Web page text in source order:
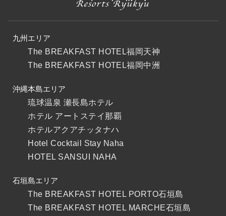
九州エリア
The BREAKFAST HOTEL福岡天神
The BREAKFAST HOTEL福岡中洲
沖縄本島エリア
琉球温泉 瀬長島ホテル
ホテル アートステイ那覇
ホテルアクアチッタナハ
Hotel Cocktail Stay Naha
HOTEL SANSUI NAHA
石垣島エリア
The BREAKFAST HOTEL PORTO石垣島
The BREAKFAST HOTEL MARCHE石垣島